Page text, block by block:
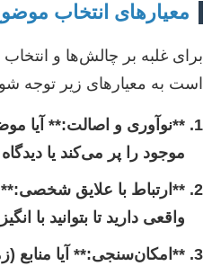
معیارهای انتخاب
برای غلبه بر چالش‌ها و
است به معیارهای زیر توجه
**نوآوری و اصالت:** آیا
موجود را پر می‌کند یا
**ارتباط با علایق شخصی:**
واقعی دارید تا بتوانید با
**امکان‌سنجی:** آیا منابع